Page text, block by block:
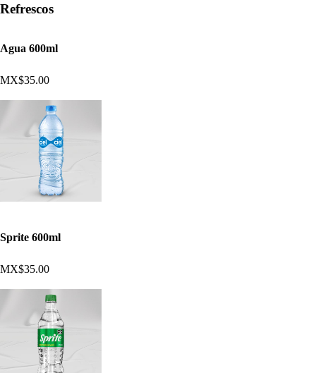
Refrescos
Agua 600ml
MX$35.00
Sprite 600ml
MX$35.00